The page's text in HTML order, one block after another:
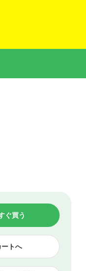
ートへ
ぐ買う